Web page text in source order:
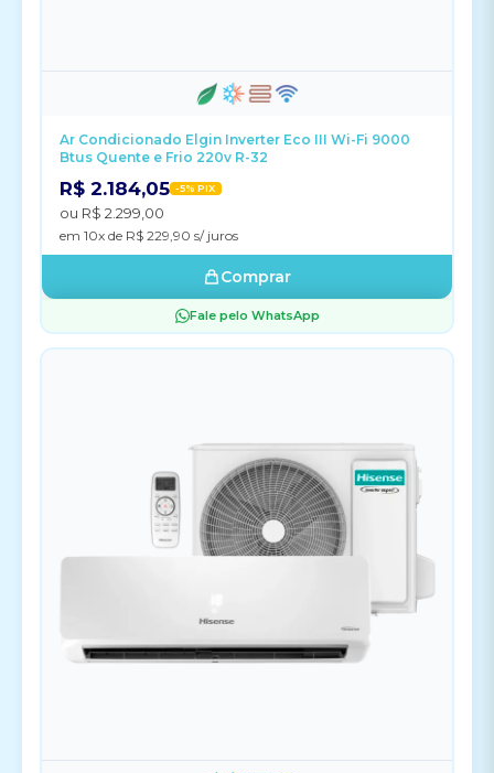
Ar Condicionado Elgin Inverter Eco III Wi-Fi 9000
Btus Quente e Frio 220v R-32
R$ 2.184,05 -5% PIX
ou R$ 2.299,00
em 10x de R$ 229,90 s/ juros
Comprar
Fale pelo WhatsApp